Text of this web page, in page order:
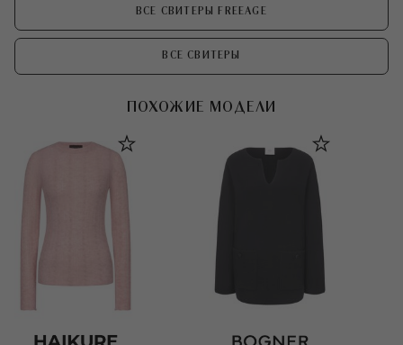
ВСЕ СВИТЕРЫ FREEAGE
ВСЕ СВИТЕРЫ
ПОХОЖИЕ МОДЕЛИ